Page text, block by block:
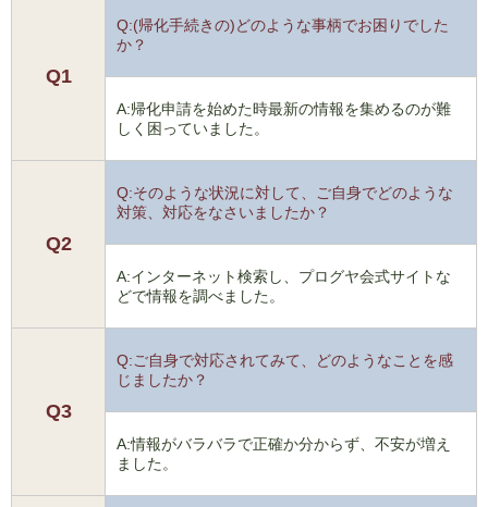
Q1
Q:(帰化手続きの)どのような事柄でお困りでした
か？
A:帰化申請を始めた時最新の情報を集めるのが難
しく困っていました。
Q2
Q:そのような状況に対して、ご自身でどのような
対策、対応をなさいましたか？
A:インターネット検索し、プログヤ会式サイトな
どで情報を調べました。
Q3
Q:ご自身で対応されてみて、どのようなことを感
じましたか？
A:情報がバラバラで正確か分からず、不安が増え
ました。